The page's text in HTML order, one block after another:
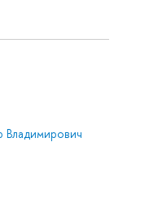
Владимирович